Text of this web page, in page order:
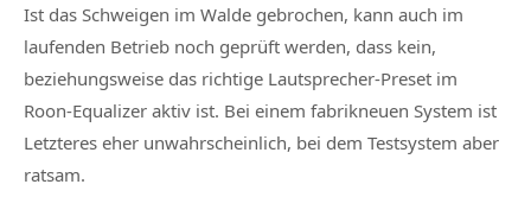
Ist das Schweigen im Walde gebrochen, kann auch im
laufenden Betrieb noch geprüft werden, dass kein,
beziehungsweise das richtige Lautsprecher-Preset im
Roon-Equalizer aktiv ist. Bei einem fabrikneuen System ist
Letzteres eher unwahrscheinlich, bei dem Testsystem aber
ratsam.